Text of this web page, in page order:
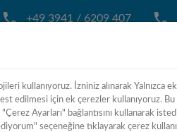
+49 3941 / 6209 407
BIZ KIMIZ MAKINA
kullanıyoruz. İzniniz alınarak Yalnızca
edilmesi için ek çerezler kullanıyoruz.
Ayarları" bağlantısını kullanarak
seçeneğine tıklayarak çerez